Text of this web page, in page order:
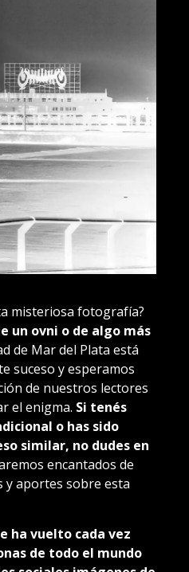
misteriosa fotografía?
un ovni o de algo más
de Mar del Plata está
suceso y esperamos
de nuestros lectores
el enigma. Si tenés
o has sido
similar, no dudes en
encantados de
y aportes sobre esta
ha vuelto cada vez
de todo el mundo